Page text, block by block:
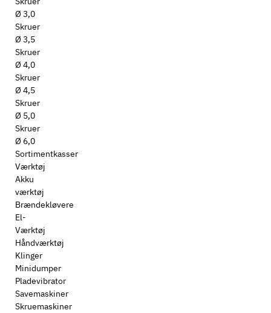
Ø 3,0
Skruer
Ø 3,5
Skruer
Ø 4,0
Skruer
Ø 4,5
Skruer
Ø 5,0
Skruer
Ø 6,0
Sortimentkasser
Værktøj
Akku
værktøj
Brændekløvere
El-
Værktøj
Håndværktøj
Klinger
Minidumper
Pladevibrator
Savemaskiner
Skruemaskiner